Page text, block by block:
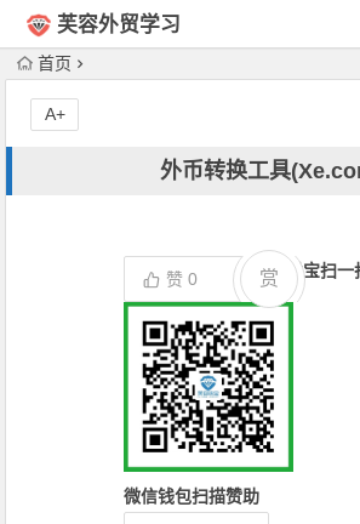
芙容外贸学习
首页
外币转换工具
赞0 支付宝扫一
微信钱包扫描赞助
赏
A+